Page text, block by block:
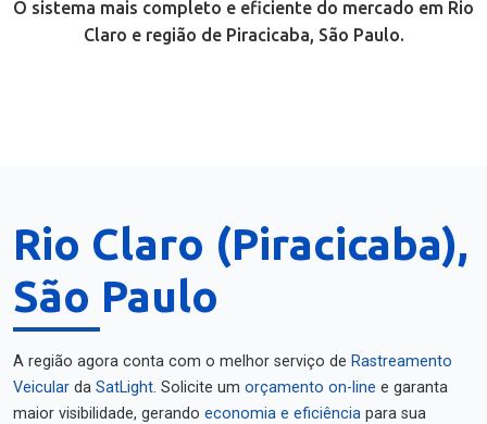
O sistema mais completo e eficiente do mercado em Rio
Claro e região de Piracicaba, São Paulo.
Rio Claro (Piracicaba),
São Paulo
A região agora conta com o melhor serviço de Rastreamento
Veicular da SatLight. Solicite um orçamento on-line e garanta
maior visibilidade, gerando economia e eficiência para sua